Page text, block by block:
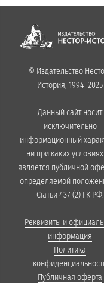
© Издательство
История, 1994–2025
Данный сайт носит
исключительно
информационный
ни при каких
является публичной
определяемой
Статьи 437 (2) ГК РФ.
Реквизиты и
информация
Политика
Публичная оферта